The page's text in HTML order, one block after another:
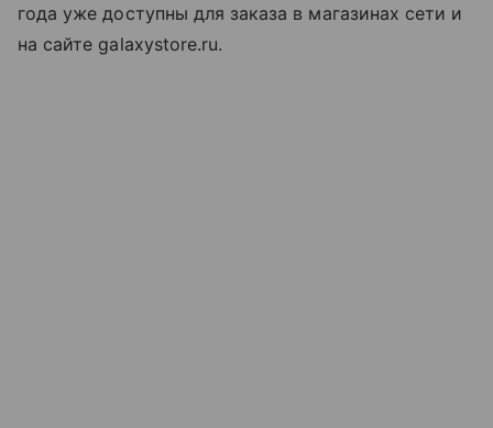
года уже доступны для заказа в магазинах сети и
на сайте galaxystore.ru.